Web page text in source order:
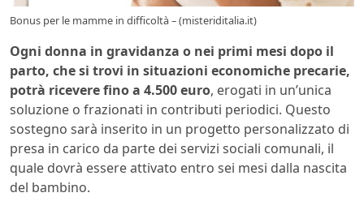
Bonus per le mamme in difficoltà – (misteriditalia.it)
Ogni donna in gravidanza o nei primi mesi dopo il
parto, che si trovi in situazioni economiche precarie,
potrà ricevere fino a 4.500 euro, erogati in un’unica
soluzione o frazionati in contributi periodici. Questo
sostegno sarà inserito in un progetto personalizzato di
presa in carico da parte dei servizi sociali comunali, il
quale dovrà essere attivato entro sei mesi dalla nascita
del bambino.